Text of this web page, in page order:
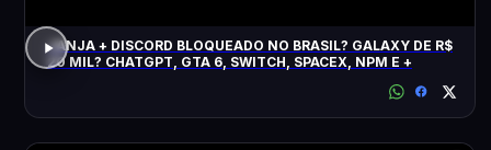
JANJA + DISCORD BLOQUEADO NO BRASIL? GALAXY DE R$
20 MIL? CHATGPT, GTA 6, SWITCH, SPACEX, NPM E +